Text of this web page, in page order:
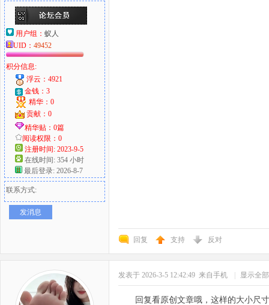
用户组： 蚁人
UID： 49452
积分信息:
浮云：4921
金钱：3
精华：0
贡献：0
精华贴：0篇
阅读权限：0
注册时间: 2023-9-5
在线时间: 354 小时
最后登录: 2026-8-7
联系方式:
发消息
回复 支持 反对
发表于 2026-3-5 12:42:49 来自手机 显示全
回复看原创文章哦，这样的大小尺